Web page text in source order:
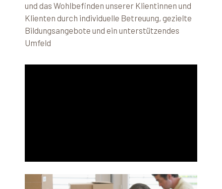
und das Wohlbefinden unserer Klientinnen und
Klienten durch individuelle Betreuung, gezielte
Bildungsangebote und ein unterstützendes
Umfeld